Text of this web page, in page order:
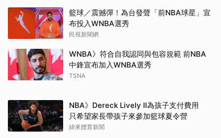
籃球／震撼彈！為台發聲「前NBA球星」宣
布投入WNBA選秀
民視新聞網
WNBA》符合自我認同與包容規範 前NBA
中鋒宣布加入WNBA選秀
TSNA
NBA》Dereck Lively II為孩子支付費用
只希望家長帶孩子來參加籃球夏令營
緯來體育新聞